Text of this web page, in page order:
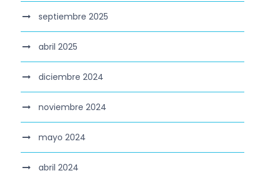
septiembre 2025
abril 2025
diciembre 2024
noviembre 2024
mayo 2024
abril 2024